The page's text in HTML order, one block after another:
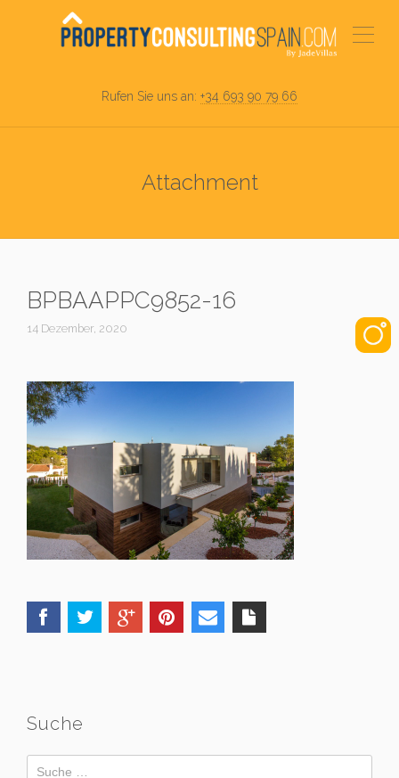
Rufen Sie uns an: +34 693 90 79 66
Attachment
BPBAAPPC9852-16
14 Dezember, 2020
Suche